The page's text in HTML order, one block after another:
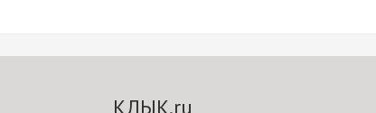
КЛЫК.ru